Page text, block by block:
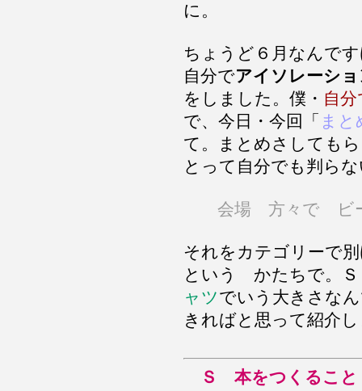
に。
ちょうど６月なんで
自分でアイソレーシ
をしました。僕・ 自
で、今日・今回「 まと
て。まとめさしても
とって自分でも判ら
会場 方々で ビ
それをカテゴリーで
という かたちで。Ｓ
ャツでいう大きさな
きればと思って紹介
Ｓ 本をつくること